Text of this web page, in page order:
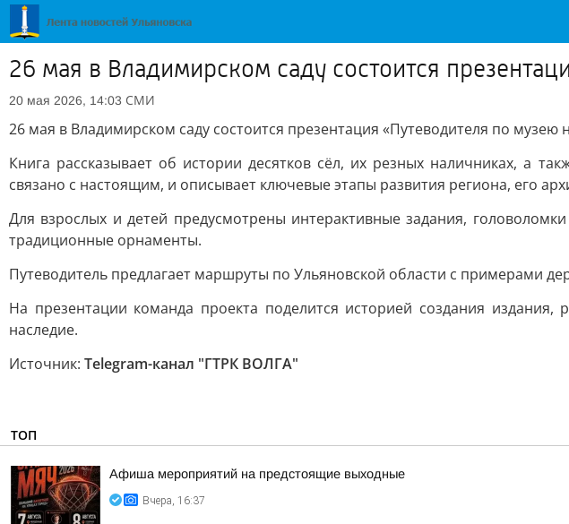
26 мая в Владимирском саду состоится
20 мая 2026, 14:03 СМИ
26 мая в Владимирском саду состоится презентация «Путеводителя по музею
Книга рассказывает об истории десятков сёл, их резных наличниках, а
связано с настоящим, и описывает ключевые этапы развития региона, его
Для взрослых и детей предусмотрены интерактивные задания,
традиционные орнаменты.
Путеводитель предлагает маршруты по Ульяновской области с примерами
На презентации команда проекта поделится историей создания
наследие.
Источник: Telegram-канал "ГТРК ВОЛГА"
ТОП
Афиша мероприятий на предстоящие выходные
Вчера, 16:37